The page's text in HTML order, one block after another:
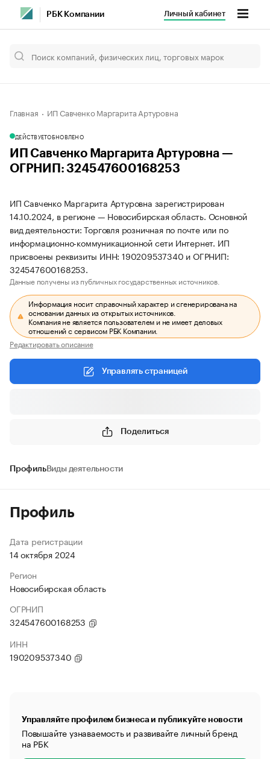
РБК Компании Личный кабинет
Главная ИП Савченко Маргарита Артуровна
ДЕЙСТВУЕТОБНОВЛЕНО
ИП Савченко Маргарита Артуровна —
ОГРНИП: 324547600168253
ИП Савченко Маргарита Артуровна зарегистрирован
14.10.2024, в регионе — Новосибирская область. Основной
вид деятельности: Торговля розничная по почте или по
информационно-коммуникационной сети Интернет. ИП
присвоены реквизиты ИНН: 190209537340 и ОГРНИП:
324547600168253.
Данные получены из публичных государственных источников.
Информация носит справочный характер и сгенерирована на
основании данных из открытых источников.
Компания не является пользователем и не имеет деловых
отношений с сервисом РБК Компании.
Редактировать описание
Управлять страницей
Поделиться
ПрофильВиды деятельности
Профиль
Дата регистрации
14 октября 2024
Регион
Новосибирская область
ОГРНИП
324547600168253
ИНН
190209537340
Управляйте профилем бизнеса и публикуйте новости
Повышайте узнаваемость и развивайте личный бренд
на РБК